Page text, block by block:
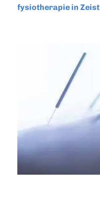
fysiotherapie in Zeist